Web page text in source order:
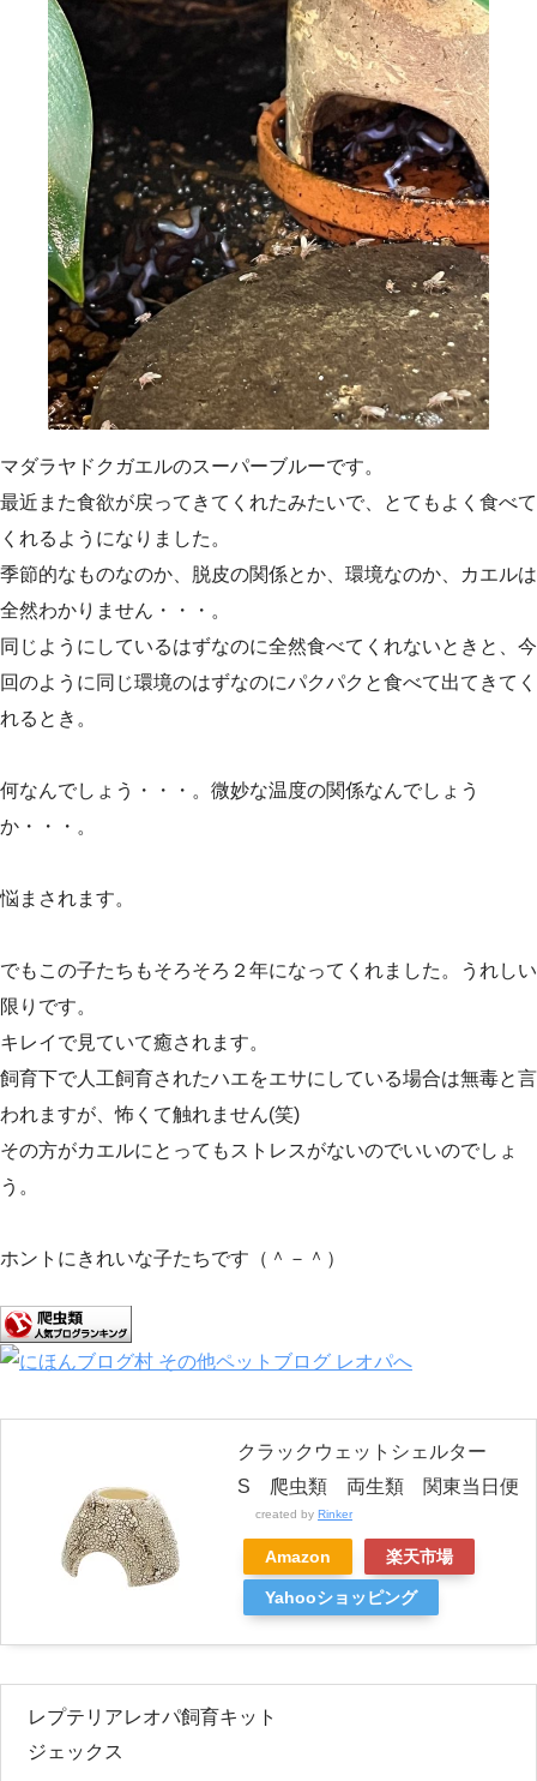
マダラヤドクガエルのスーパーブルーです。
最近また食欲が戻ってきてくれたみたいで、とてもよく食べて
くれるようになりました。
季節的なものなのか、脱皮の関係とか、環境なのか、カエルは
全然わかりません・・・。
同じようにしているはずなのに全然食べてくれないときと、今
回のように同じ環境のはずなのにパクパクと食べて出てきてく
れるとき。
何なんでしょう・・・。微妙な温度の関係なんでしょう
か・・・。
悩まされます。
でもこの子たちもそろそろ２年になってくれました。うれしい
限りです。
キレイで見ていて癒されます。
飼育下で人工飼育されたハエをエサにしている場合は無毒と言
われますが、怖くて触れません(笑)
その方がカエルにとってもストレスがないのでいいのでしょ
う。
ホントにきれいな子たちです（＾－＾）
クラックウェットシェルター
S 爬虫類 両生類 関東当日便
created by Rinker
Amazon 楽天市場
Yahooショッピング
レプテリアレオパ飼育キット
ジェックス